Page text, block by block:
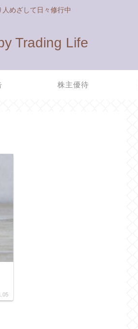
人めざして日々修行中
Trading Life
株主優待